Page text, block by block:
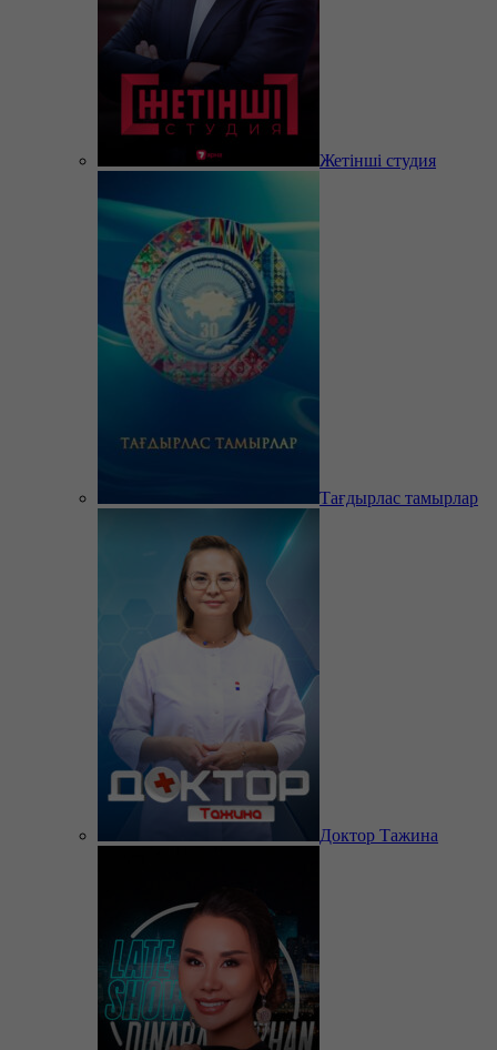
Жетінші студия
Тағдырлас тамырлар
Доктор Тажина